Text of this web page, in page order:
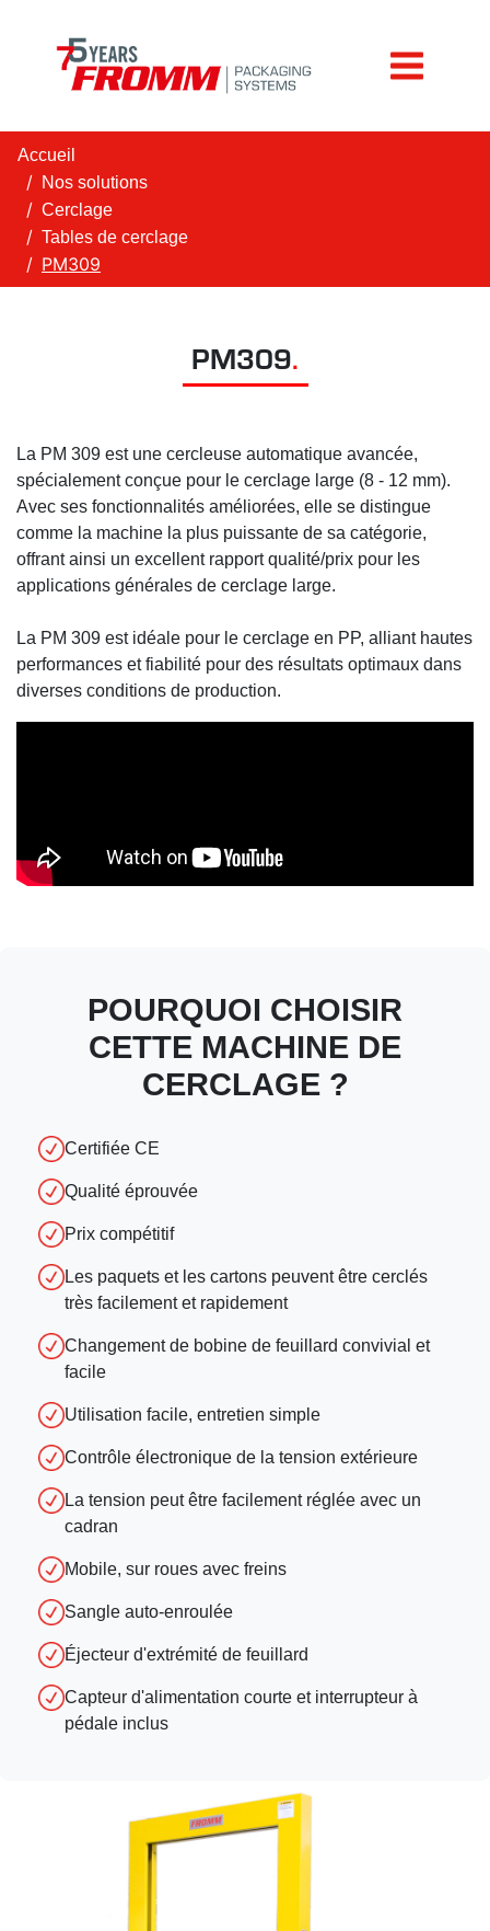
Accueil
Nos solutions
Cerclage
Tables de cerclage
PM309
PM309.
La PM 309 est une cercleuse automatique avancée,
spécialement conçue pour le cerclage large (8 - 12 mm).
Avec ses fonctionnalités améliorées, elle se distingue
comme la machine la plus puissante de sa catégorie,
offrant ainsi un excellent rapport qualité/prix pour les
applications générales de cerclage large.
La PM 309 est idéale pour le cerclage en PP, alliant hautes
performances et fiabilité pour des résultats optimaux dans
diverses conditions de production.
POURQUOI CHOISIR
CETTE MACHINE DE
CERCLAGE ?
Certifiée CE
Qualité éprouvée
Prix compétitif
Les paquets et les cartons peuvent être cerclés
très facilement et rapidement
Changement de bobine de feuillard convivial et
facile
Utilisation facile, entretien simple
Contrôle électronique de la tension extérieure
La tension peut être facilement réglée avec un
cadran
Mobile, sur roues avec freins
Sangle auto-enroulée
Éjecteur d'extrémité de feuillard
Capteur d'alimentation courte et interrupteur à
pédale inclus